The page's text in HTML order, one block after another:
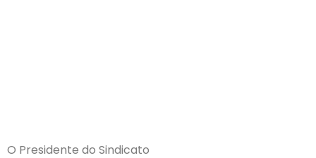
O Presidente do Sindicato